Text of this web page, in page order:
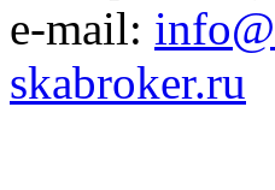
e-mail:
skabroker.ru